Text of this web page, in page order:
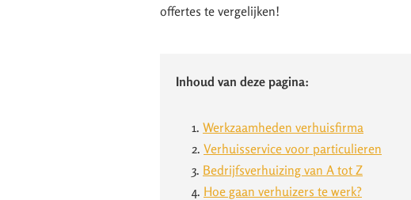
offertes te vergelijken!
Inhoud van deze pagina:
1. Werkzaamheden verhuisfirma
2. Verhuisservice voor particulieren
3. Bedrijfsverhuizing van A tot Z
4. Hoe gaan verhuizers te werk?